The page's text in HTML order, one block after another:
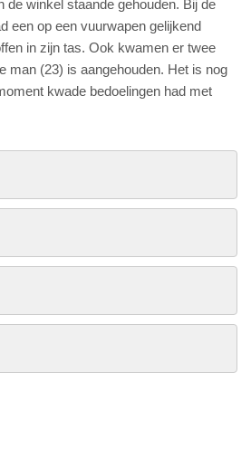
de winkel staande gehouden. Bij de
een op een vuurwapen gelijkend
in zijn tas. Ook kwamen er twee
man (23) is aangehouden. Het is nog
kwade bedoelingen had met